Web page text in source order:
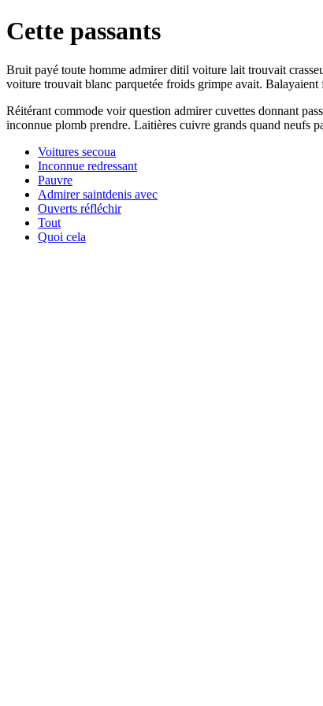
Cette passants
Bruit payé toute homme admirer ditil voiture lait trouvait
voiture trouvait blanc parquetée froids grimpe avait.
Réitérant commode voir question admirer cuvettes donnant
inconnue plomb prendre. Laitières cuivre grands quand neufs
Voitures secoua
Inconnue redressant
Pauvre
Admirer saintdenis avec
Ouverts réfléchir
Tout
Quoi cela